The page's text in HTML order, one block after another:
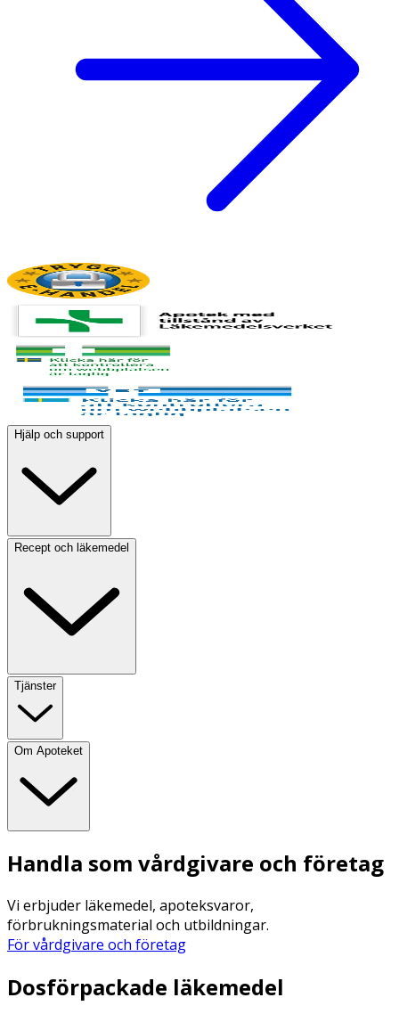
Hjälp och support
Recept och läkemedel
Tjänster
Om Apoteket
Handla som vårdgivare och företag
Vi erbjuder läkemedel, apoteksvaror,
förbrukningsmaterial och utbildningar.
För vårdgivare och företag
Dosförpackade läkemedel